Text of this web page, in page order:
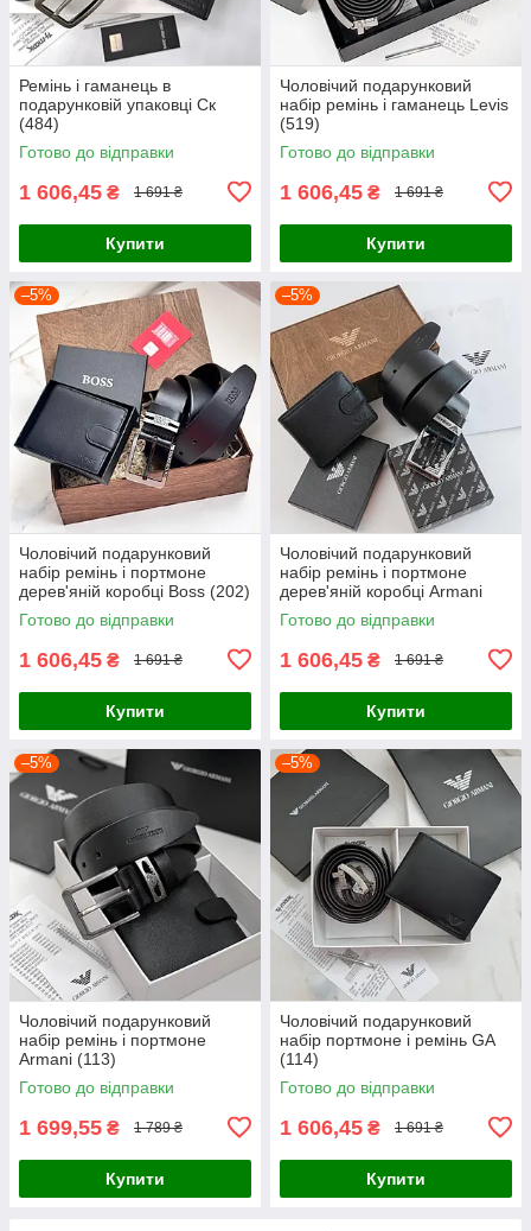
Ремінь і гаманець в
подарунковій упаковці Ск
(484)
Готово до відправки
1 606,45 ₴ 1 691 ₴
Купити
Чоловічий подарунковий
набір ремінь і гаманець Levis
(519)
Готово до відправки
1 606,45 ₴ 1 691 ₴
Купити
–5%
Чоловічий подарунковий
набір ремінь і портмоне
дерев'яній коробці Boss (202)
Готово до відправки
1 606,45 ₴ 1 691 ₴
Купити
–5%
Чоловічий подарунковий
набір ремінь і портмоне
дерев'яній коробці Armani
(303)
Готово до відправки
1 606,45 ₴ 1 691 ₴
Купити
–5%
Чоловічий подарунковий
набір ремінь і портмоне
Armani (113)
Готово до відправки
1 699,55 ₴ 1 789 ₴
Купити
–5%
Чоловічий подарунковий
набір портмоне і ремінь GA
(114)
Готово до відправки
1 606,45 ₴ 1 691 ₴
Купити